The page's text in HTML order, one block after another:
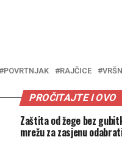
POVRTNJAK RAJČICE
PROČITAJTE I OVO
Zaštita od žege bez
mrežu za zasjenu